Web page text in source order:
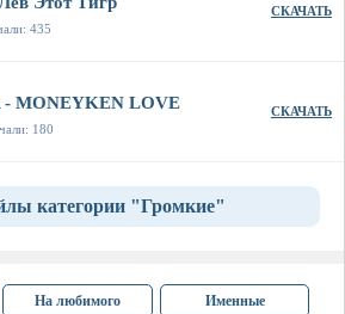
435
СКАЧАТЬ
- MONEYKEN LOVE
180
СКАЧАТЬ
категории "Громкие"
На любимого Именные